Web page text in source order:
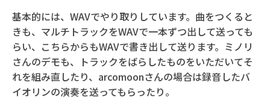
基本的には、WAVでやり取りしています。曲をつくると
きも、マルチトラックをWAVで一本ずつ出して送っても
らい、こちらからもWAVで書き出して送ります。ミノリ
さんのデモも、トラックをばらしたものをいただいてそ
れを組み直したり、arcomoonさんの場合は録音したバ
イオリンの演奏を送ってもらったり。